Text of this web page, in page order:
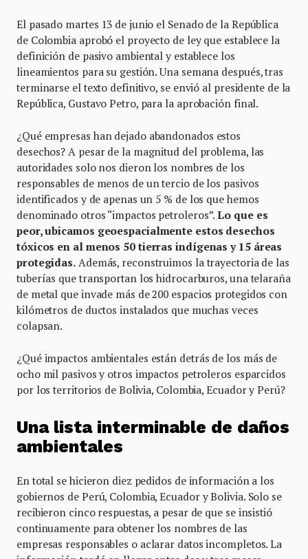
El pasado martes 13 de junio el Senado de la República
de Colombia aprobó el proyecto de ley que establece la
definición de pasivo ambiental y establece los
lineamientos para su gestión. Una semana después, tras
terminarse el texto definitivo, se envió al presidente de la
República, Gustavo Petro, para la aprobación final.
¿Qué empresas han dejado abandonados estos
desechos? A pesar de la magnitud del problema, las
autoridades solo nos dieron los nombres de los
responsables de menos de un tercio de los pasivos
identificados y de apenas un 5 % de los que hemos
denominado otros “impactos petroleros”.Lo que es
peor, ubicamos geoespacialmente estos desechos
tóxicos en al menos 50 tierras indígenas y 15 áreas
protegidas.Además, reconstruimos la trayectoria de las
tuberías que transportan los hidrocarburos, una telaraña
de metal que invade más de 200 espacios protegidos con
kilómetros de ductos instalados que muchas veces
colapsan.
¿Qué impactos ambientales están detrás de los más de
ocho mil pasivos y otros impactos petroleros esparcidos
por los territorios de Bolivia, Colombia, Ecuador y Perú?
Una lista interminable de daños
ambientales
En total se hicieron diez pedidos de información a los
gobiernos de Perú, Colombia, Ecuador y Bolivia. Solo se
recibieron cinco respuestas, a pesar de que se insistió
continuamente para obtener los nombres de las
empresas responsables o aclarar datos incompletos. La